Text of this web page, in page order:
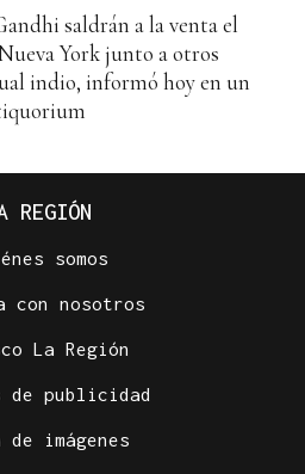
saldrán a la venta el
York junto a otros
indio, informó hoy en un
REGIÓN
somos
con nosotros
La Región
de publicidad
de imágenes